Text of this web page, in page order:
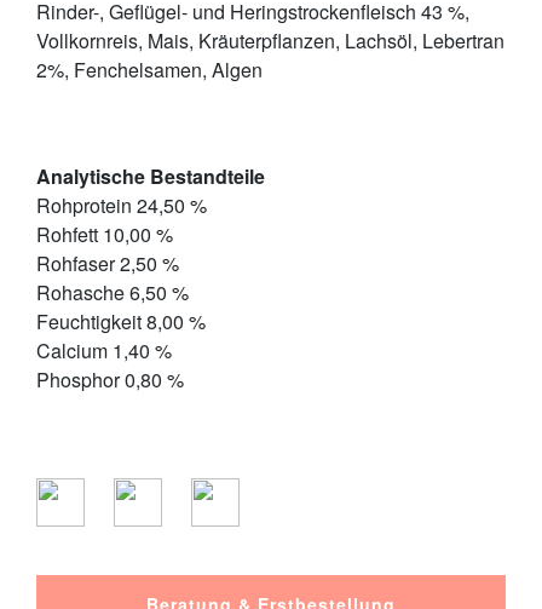
Rinder-, Geflügel- und Heringstrockenfleisch 43 %,
Vollkornreis, Mais, Kräuterpflanzen, Lachsöl, Lebertran
2%, Fenchelsamen, Algen
Analytische Bestandteile
Rohprotein 24,50 %
Rohfett 10,00 %
Rohfaser 2,50 %
Rohasche 6,50 %
Feuchtigkeit 8,00 %
Calcium 1,40 %
Phosphor 0,80 %
Beratung & Erstbestellung